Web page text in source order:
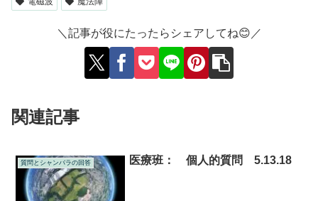
＼記事が役にたったらシェアしてね😊／
関連記事
質問とシャンバラの回答 医療班： 個人的質問 5.13.18